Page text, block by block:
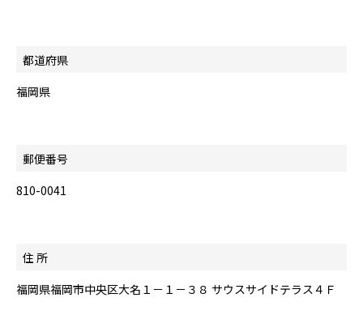
都道府県
福岡県
郵便番号
810-0041
住 所
福岡県福岡市中央区大名１－１－３８ サウスサイドテラス４Ｆ